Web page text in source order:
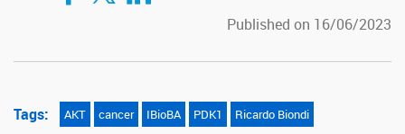
Published on 16/06/2023
Tags: AKT cancer IBioBA PDK1 Ricardo Biondi